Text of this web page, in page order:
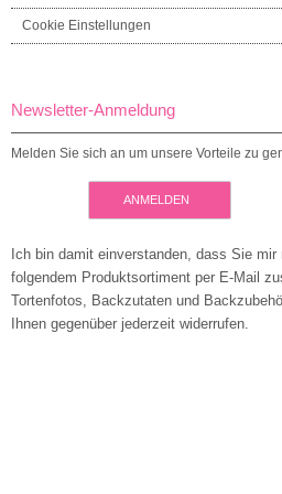
Cookie Einstellungen
Newsletter-Anmeldung
Melden Sie sich an um unsere Vorteile zu
ANMELDEN
Ich bin damit einverstanden, dass Sie
folgendem Produktsortiment per E-Mail
Tortenfotos, Backzutaten und
Ihnen gegenüber jederzeit widerrufen.